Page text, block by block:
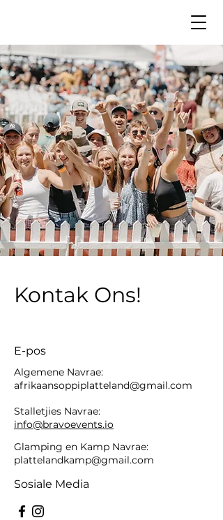
Kontak Ons!
E-pos
Algemene Navrae:
afrikaansoppiplatteland@gmail.com
Stalletjies Navrae:
info@bravoevents.io
Glamping en Kamp Navrae:
plattelandkamp@gmail.com
Sosiale Media